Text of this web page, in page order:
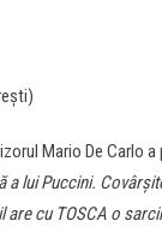
Mario De Carlo
a lui Puccini.
cu TOSCA o